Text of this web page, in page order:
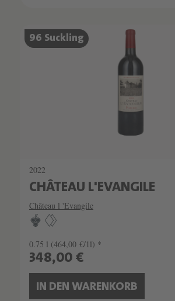
SCHATZKAMMER
SEHR LIMITIERT
96 Suckling
2022
CHÂTEAU L'EVANGILE
Château l 'Evangile
0.75 l (464,00 €/1l) *
348,00 €
IN DEN WARENKORB